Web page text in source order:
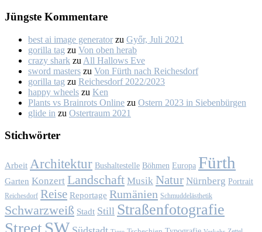
Jüngs­te Kom­men­ta­re
best ai image generator zu Győr, Ju­li 2021
gorilla tag zu Von oben her­ab
crazy shark zu All Hal­lows Eve
sword masters zu Von Fürth nach Rei­ches­dorf
gorilla tag zu Rei­ches­dorf 2022/2023
happy wheels zu Ken
Plants vs Brainrots Online zu Os­tern 2023 in Sie­ben­bür­gen
glide in zu Os­ter­traum 2021
Stich­wör­ter
Arbeit Architektur Bushaltestelle Böhmen Europa Fürth
Garten Konzert Landschaft Musik Natur Nürnberg Portrait
Reichesdorf Reise Reportage Rumänien Schmuddelästhetik
Schwarzweiß Stadt Still Straßenfotografie
Street SW